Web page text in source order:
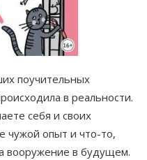
поучительных
в реальности.
себя и своих
чужой опыт и что-то,
вооружение в будущем.